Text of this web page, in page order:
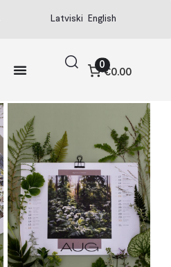
Latviski English
0
€0.00